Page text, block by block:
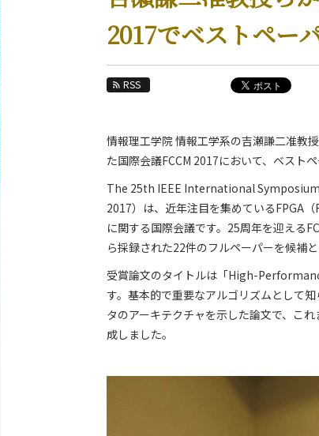
2017でベストペー
RSS
情報理工学院 情報工学系の吉瀬謙二准教
た国際会議FCCM 2017において、ベスト
The 25th IEEE International
2017）は、近年注目を集めているFPGA
に関する国際会議です。25周年を迎える
ら採録された22件のフルペーパーを候補
受賞論文のタイトルは「High-
す。基本的で重要なアルゴリズムとして
タのアーキテクチャを示した論文で、こ
成しました。
イベントカレンダー